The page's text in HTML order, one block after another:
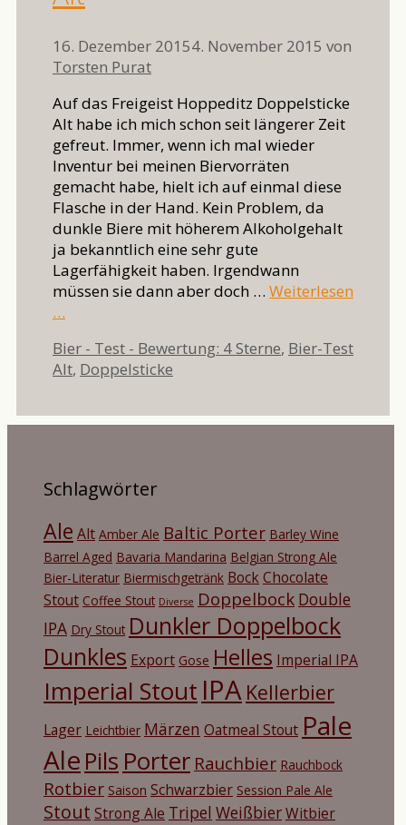
16. Dezember 20154. November 2015 von
Torsten Purat
Auf das Freigeist Hoppeditz Doppelsticke
Alt habe ich mich schon seit längerer Zeit
gefreut. Immer, wenn ich mal wieder
Inventur bei meinen Biervorräten
gemacht habe, hielt ich auf einmal diese
Flasche in der Hand. Kein Problem, da
dunkle Biere mit höherem Alkoholgehalt
ja bekanntlich eine sehr gute
Lagerfähigkeit haben. Irgendwann
müssen sie dann aber doch … Weiterlesen
…
Kategorien
Bier - Test - Bewertung: 4 Sterne, Bier-Test
Schlagwörter
Alt, Doppelsticke
Schlagwörter
Ale Alt Amber Ale Baltic Porter Barley Wine
Barrel Aged Bavaria Mandarina Belgian Strong Ale
Bier-Literatur Biermischgetränk BockChocolate
Stout Coffee Stout Diverse Doppelbock Double
IPA Dry Stout Dunkler Doppelbock
Dunkles Export Gose Helles Imperial IPA
Imperial Stout IPA Kellerbier
Lager Leichtbier Märzen Oatmeal Stout Pale
Ale Pils Porter Rauchbier Rauchbock
Rotbier Saison Schwarzbier Session Pale Ale
Stout Strong Ale Tripel WeißbierWitbier